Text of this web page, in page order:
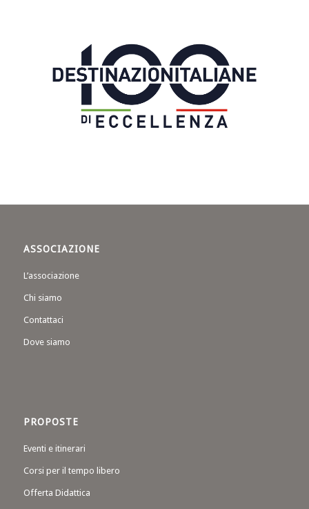
ASSOCIAZIONE
L’associazione
Chi siamo
Contattaci
Dove siamo
PROPOSTE
Eventi e itinerari
Corsi per il tempo libero
Offerta Didattica